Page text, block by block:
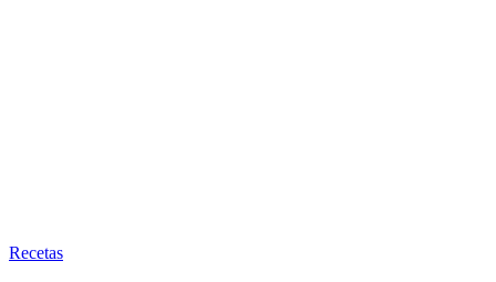
Recetas